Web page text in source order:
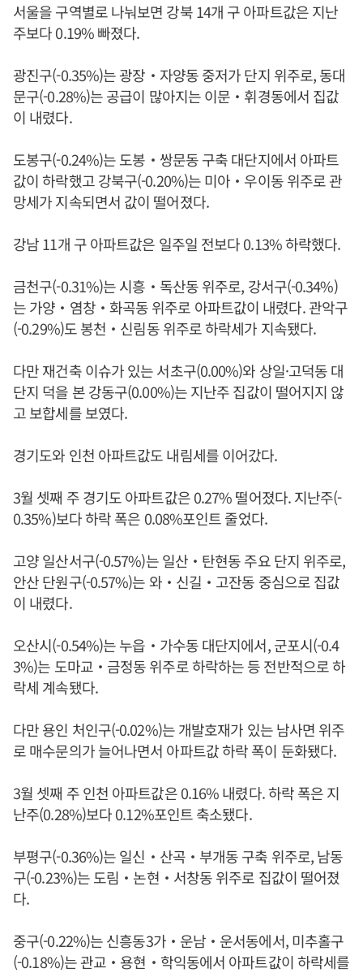
서울을 구역별로 나눠보면 강북 14개 구 아파트값은 지난
주보다 0.19% 빠졌다.
광진구(-0.35%)는 광장‧자양동 중저가 단지 위주로, 동대
문구(-0.28%)는 공급이 많아지는 이문‧휘경동에서 집값
이 내렸다.
도봉구(-0.24%)는 도봉‧쌍문동 구축 대단지에서 아파트
값이 하락했고 강북구(-0.20%)는 미아‧우이동 위주로 관
망세가 지속되면서 값이 떨어졌다.
강남 11개 구 아파트값은 일주일 전보다 0.13% 하락했다.
금천구(-0.31%)는 시흥‧독산동 위주로, 강서구(-0.34%)
는 가양‧염창‧화곡동 위주로 아파트값이 내렸다. 관악구
(-0.29%)도 봉천‧신림동 위주로 하락세가 지속됐다.
다만 재건축 이슈가 있는 서초구(0.00%)와 상일·고덕동 대
단지 덕을 본 강동구(0.00%)는 지난주 집값이 떨어지지 않
고 보합세를 보였다.
경기도와 인천 아파트값도 내림세를 이어갔다.
3월 셋째 주 경기도 아파트값은 0.27% 떨어졌다. 지난주(-
0.35%)보다 하락 폭은 0.08%포인트 줄었다.
고양 일산서구(-0.57%)는 일산‧탄현동 주요 단지 위주로,
안산 단원구(-0.57%)는 와‧신길‧고잔동 중심으로 집값
이 내렸다.
오산시(-0.54%)는 누읍‧가수동 대단지에서, 군포시(-0.4
3%)는 도마교‧금정동 위주로 하락하는 등 전반적으로 하
락세 계속됐다.
다만 용인 처인구(-0.02%)는 개발호재가 있는 남사면 위주
로 매수문의가 늘어나면서 아파트값 하락 폭이 둔화됐다.
3월 셋째 주 인천 아파트값은 0.16% 내렸다. 하락 폭은 지
난주(0.28%)보다 0.12%포인트 축소됐다.
부평구(-0.36%)는 일신‧산곡‧부개동 구축 위주로, 남동
구(-0.23%)는 도림‧논현‧서창동 위주로 집값이 떨어졌
다.
중구(-0.22%)는 신흥동3가‧운남‧운서동에서, 미추홀구
(-0.18%)는 관교‧용현‧학익동에서 아파트값이 하락세를